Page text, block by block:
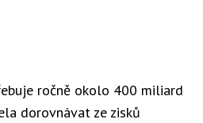
ročně okolo 400 miliard
dorovnávat ze zisků